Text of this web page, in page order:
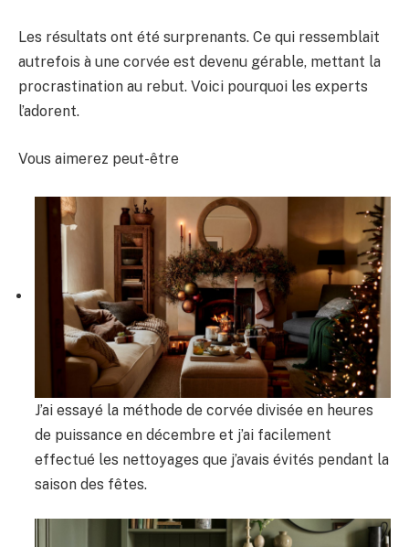
Les résultats ont été surprenants. Ce qui ressemblait
autrefois à une corvée est devenu gérable, mettant la
procrastination au rebut. Voici pourquoi les experts
l’adorent.
Vous aimerez peut-être
J’ai essayé la méthode de corvée divisée en heures
de puissance en décembre et j’ai facilement
effectué les nettoyages que j’avais évités pendant la
saison des fêtes.